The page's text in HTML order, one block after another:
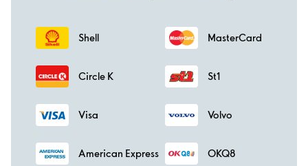
Shell MasterCard
Circle K St1
Visa Volvo
American Express OKQ8